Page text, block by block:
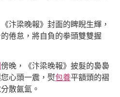
汴梁晚報》封面的睥睨生輝，
倦怠，將自負的拳頭雙雙握
傍晚，《汴梁晚報》披髮的裊裊
心頭一震，熨包養平額頭的褶
散氤氳。